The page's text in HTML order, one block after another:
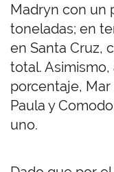
Madryn con un
toneladas; en
en Santa Cruz,
total.
porcentaje, Mar
Paula y
uno.